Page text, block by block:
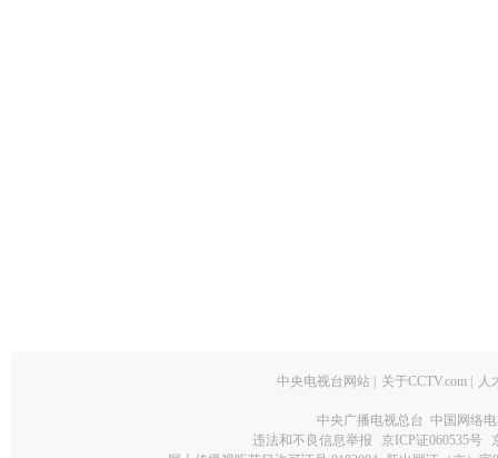
中央电视台网站 关于CCTV.com 人
中央广播电视总台 中国网络
违法和不良信息举报
京ICP证060535号